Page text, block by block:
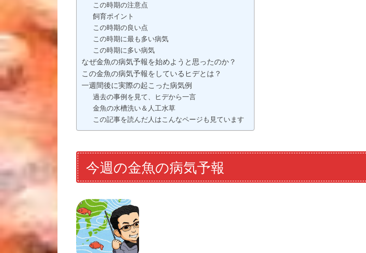
この時期の注意点
飼育ポイント
この時期の良い点
この時期に最も多い病気
この時期に多い病気
なぜ金魚の病気予報を始めようと思ったのか？
この金魚の病気予報をしているヒデとは？
一週間後に実際の起こった病気例
過去の事例を見て、ヒデから一言
金魚の水槽洗い＆人工水草
この記事を読んだ人はこんなページも見ています
今週の金魚の病気予報